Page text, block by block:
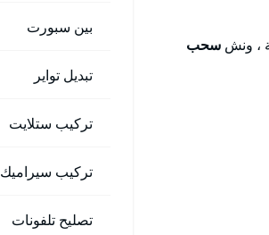
، ونش سحب
بين سبورت
تبديل تواير
تركيب ستلايت
تركيب سيراميك
تصليح تلفونات